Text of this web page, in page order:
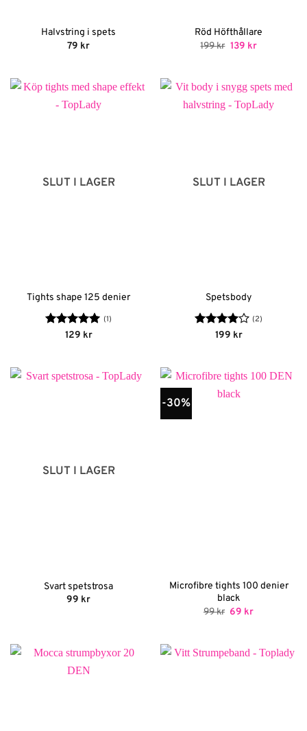
Halvstring i spets
79 kr
Röd Höfthållare
199kr Det
199 kr.
139 krDet
139 kr.
SLUT I LAGER
Tights shape 125 denier
Betygsatt5
(1)
129 kr
SLUT I LAGER
Spetsbody
Betygsatt
(2)
199 kr
SLUT I LAGER
Svart spetstrosa
99 kr
-30%
Microfibre tights 100 denier
black
99kr Det
99 kr.
69 krDet
69 kr.